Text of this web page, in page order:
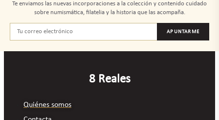
Te enviamos las nuevas incorporaciones a la colección y contenido cuidado
sobre numismática, filatelia y la historia que las acompaña.
APUNTARME
8 Reales
Quiénes somos